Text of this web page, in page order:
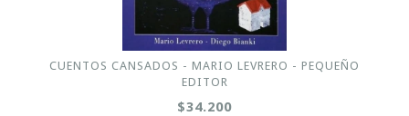
CUENTOS CANSADOS - MARIO LEVRERO - PEQUEÑO
EDITOR
$34.200